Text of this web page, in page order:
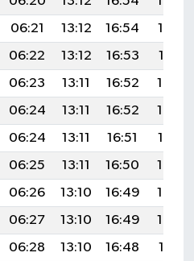
06:21 13:12 16:54
19:53
06:22 13:12 16:53
19:51
06:23 13:11 16:52
19:50
06:24 13:11 16:52
19:49
06:24 13:11 16:51
19:47
06:25 13:11 16:50
19:46
06:26 13:10 16:49
19:44
06:27 13:10 16:49
19:43
06:28 13:10 16:48
19:41